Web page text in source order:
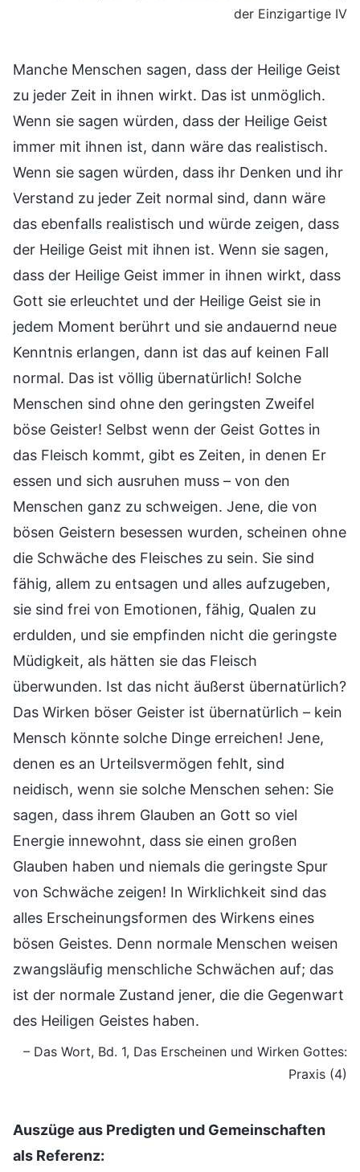
der Einzigartige IV
Manche Menschen sagen, dass der Heilige Geist
zu jeder Zeit in ihnen wirkt. Das ist unmöglich.
Wenn sie sagen würden, dass der Heilige Geist
immer mit ihnen ist, dann wäre das realistisch.
Wenn sie sagen würden, dass ihr Denken und ihr
Verstand zu jeder Zeit normal sind, dann wäre
das ebenfalls realistisch und würde zeigen, dass
der Heilige Geist mit ihnen ist. Wenn sie sagen,
dass der Heilige Geist immer in ihnen wirkt, dass
Gott sie erleuchtet und der Heilige Geist sie in
jedem Moment berührt und sie andauernd neue
Kenntnis erlangen, dann ist das auf keinen Fall
normal. Das ist völlig übernatürlich! Solche
Menschen sind ohne den geringsten Zweifel
böse Geister! Selbst wenn der Geist Gottes in
das Fleisch kommt, gibt es Zeiten, in denen Er
essen und sich ausruhen muss – von den
Menschen ganz zu schweigen. Jene, die von
bösen Geistern besessen wurden, scheinen ohne
die Schwäche des Fleisches zu sein. Sie sind
fähig, allem zu entsagen und alles aufzugeben,
sie sind frei von Emotionen, fähig, Qualen zu
erdulden, und sie empfinden nicht die geringste
Müdigkeit, als hätten sie das Fleisch
überwunden. Ist das nicht äußerst übernatürlich?
Das Wirken böser Geister ist übernatürlich – kein
Mensch könnte solche Dinge erreichen! Jene,
denen es an Urteilsvermögen fehlt, sind
neidisch, wenn sie solche Menschen sehen: Sie
sagen, dass ihrem Glauben an Gott so viel
Energie innewohnt, dass sie einen großen
Glauben haben und niemals die geringste Spur
von Schwäche zeigen! In Wirklichkeit sind das
alles Erscheinungsformen des Wirkens eines
bösen Geistes. Denn normale Menschen weisen
zwangsläufig menschliche Schwächen auf; das
ist der normale Zustand jener, die die Gegenwart
des Heiligen Geistes haben.
– Das Wort, Bd. 1, Das Erscheinen und Wirken Gottes:
Praxis (4)
Auszüge aus Predigten und Gemeinschaften
als Referenz: